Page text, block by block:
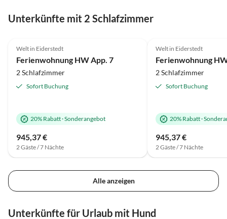
Unterkünfte mit 2 Schlafzimmer
Welt in Eiderstedt
Ferienwohnung HW App. 7
2 Schlafzimmer
Sofort Buchung
20% Rabatt·Sonderangebot
945,37 €
2 Gäste / 7 Nächte
Welt in Eiderstedt
Ferienwohnung
2 Schlafzimmer
Sofort Buchung
20% Rabatt·
945,37 €
2 Gäste / 7 Nächte
Alle anzeigen
Unterkünfte für Urlaub mit Hund